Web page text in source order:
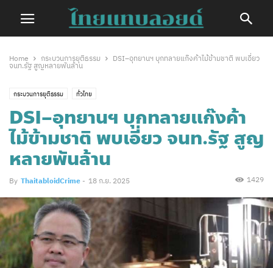
Home กระบวนการยุติธรรม
DSI–อุทยานฯ บุกทลายแก๊งค้าไม้ข้ามชาติ พบเอี่ยว
จนท.รัฐ​ สูญหลายพันล้าน
กระบวนการยุติธรรม ทั่วไทย
DSI–อุทยานฯ บุกทลายแก๊งค้า
ไม้ข้ามชาติ พบเอี่ยว จนท.รัฐ​ สูญ
หลายพันล้าน
By ThaitabloidCrime - 18 ก.ย. 2025 1429